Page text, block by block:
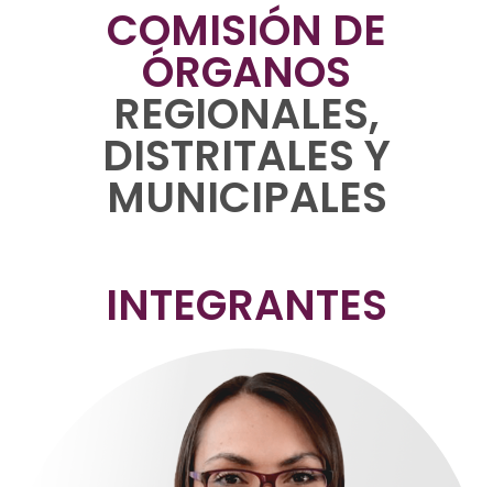
COMISIÓN DE
ÓRGANOS
REGIONALES,
DISTRITALES Y
MUNICIPALES
INTEGRANTES